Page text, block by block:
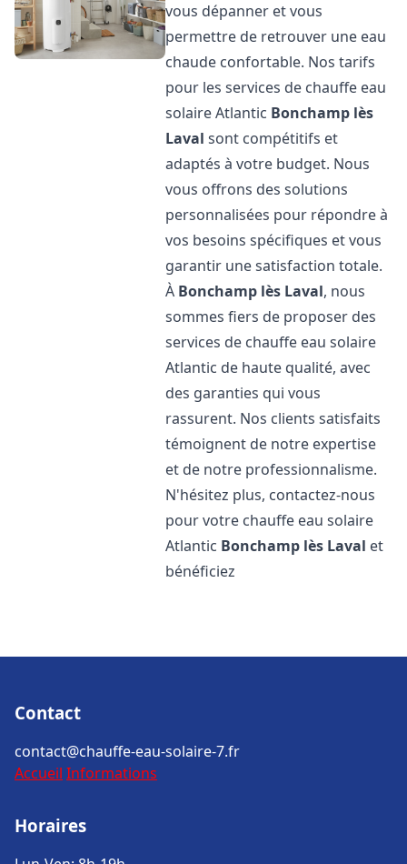
vous dépanner et vous
permettre de retrouver une eau
chaude confortable. Nos tarifs
pour les services de chauffe eau
solaire Atlantic Bonchamp lès
Laval sont compétitifs et
adaptés à votre budget. Nous
vous offrons des solutions
personnalisées pour répondre à
vos besoins spécifiques et vous
garantir une satisfaction totale.
À Bonchamp lès Laval, nous
sommes fiers de proposer des
services de chauffe eau solaire
Atlantic de haute qualité, avec
des garanties qui vous
rassurent. Nos clients satisfaits
témoignent de notre expertise
et de notre professionnalisme.
N'hésitez plus, contactez-nous
pour votre chauffe eau solaire
Atlantic Bonchamp lès Laval et
bénéficiez
Contact
contact@chauffe-eau-solaire-7.fr
Accueil Informations
Horaires